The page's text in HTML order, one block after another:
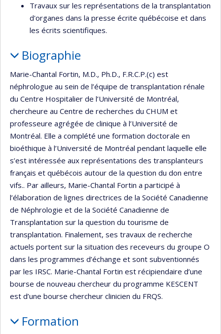
Travaux sur les représentations de la transplantation
d'organes dans la presse écrite québécoise et dans
les écrits scientifiques.
Biographie
Marie-Chantal Fortin, M.D., Ph.D., F.R.C.P.(c) est
néphrologue au sein de l’équipe de transplantation rénale
du Centre Hospitalier de l’Université de Montréal,
chercheure au Centre de recherches du CHUM et
professeure agrégée de clinique à l’Université de
Montréal. Elle a complété une formation doctorale en
bioéthique à l’Université de Montréal pendant laquelle elle
s’est intéressée aux représentations des transplanteurs
français et québécois autour de la question du don entre
vifs.. Par ailleurs, Marie-Chantal Fortin a participé à
l’élaboration de lignes directrices de la Société Canadienne
de Néphrologie et de la Société Canadienne de
Transplantation sur la question du tourisme de
transplantation. Finalement, ses travaux de recherche
actuels portent sur la situation des receveurs du groupe O
dans les programmes d’échange et sont subventionnés
par les IRSC. Marie-Chantal Fortin est récipiendaire d’une
bourse de nouveau chercheur du programme KESCENT
est d’une bourse chercheur clinicien du FRQS.
Formation